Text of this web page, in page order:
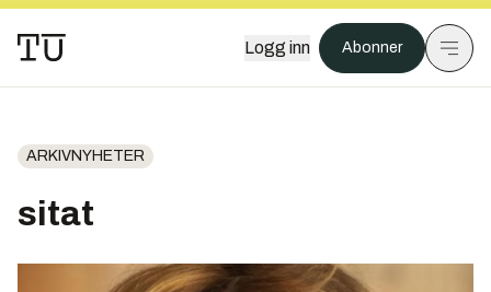
Logg inn Abonner
ARKIVNYHETER
sitat